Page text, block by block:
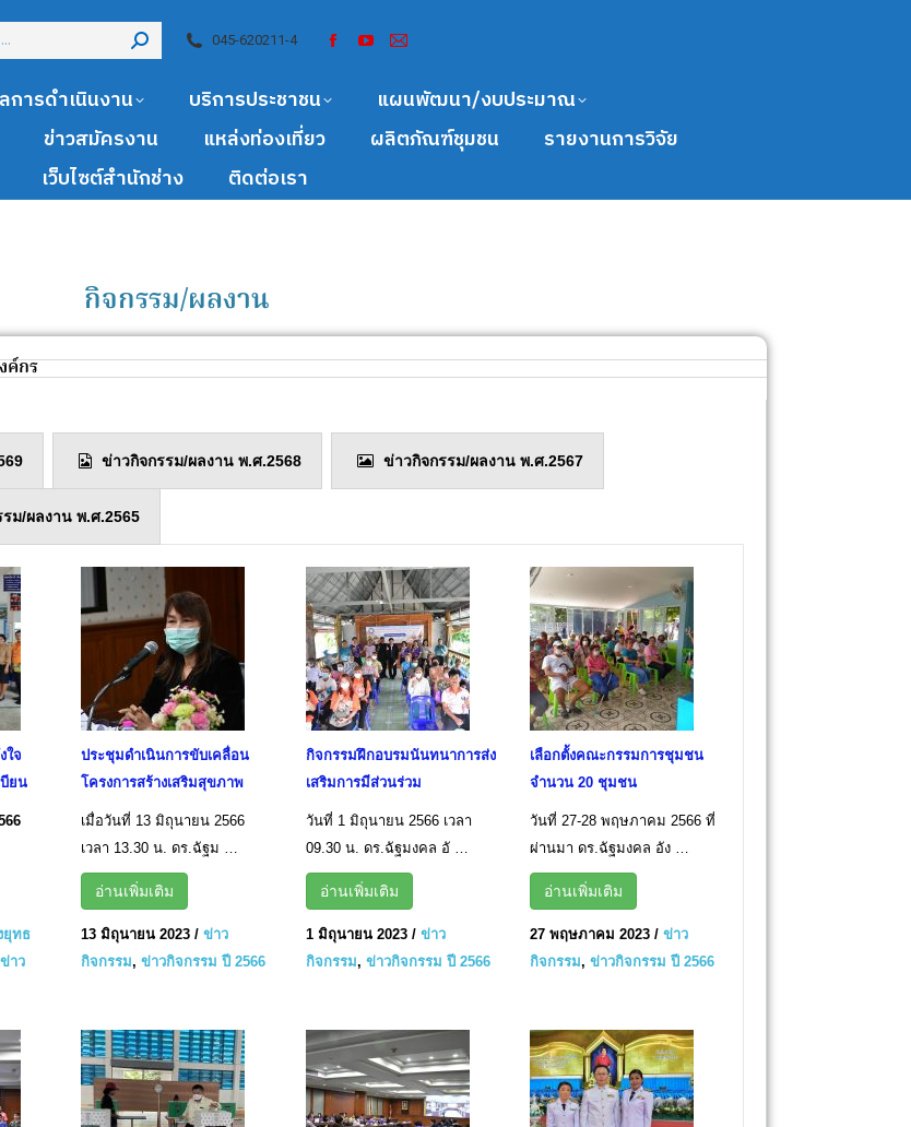
045-620211-4
การดำเนินงาน บริการประชาชน
แผนพัฒนา/งบประมาณ
ข่าวสมัครงาน แหล่งท่องเที่ยว ผลิตภัณฑ์ชุมชน
รายงานการวิจัย
เว็บไซต์สำนักช่าง ติดต่อเรา
กิจกรรม/ผลงาน
ค์กร
ข่าวกิจกรรม/ผลงาน พ.ศ.2568 ข่าวกิจกรรม/ผลงาน พ.ศ.2567
ม/ผลงาน พ.ศ.2565
ใจ
ยน
ยุทธ
ข่าว
ประชุมดำเนินการขับเคลื่อน
โครงการสร้างเสริมสุขภาพ
เมื่อวันที่ 13 มิถุนายน 2566
เวลา 13.30 น. ดร.ฉัฐม …
อ่านเพิ่มเติม
13 มิถุนายน 2023 /ข่าว
กิจกรรม,ข่าวกิจกรรม ปี 2566
กิจกรรมฝึกอบรมนันทนาการส่ง
เสริมการมีส่วนร่วม
วันที่ 1 มิถุนายน 2566 เวลา
09.30 น. ดร.ฉัฐมงคล อั …
อ่านเพิ่มเติม
1 มิถุนายน 2023/ ข่าว
กิจกรรม, ข่าวกิจกรรม ปี 2566
เลือกตั้งคณะกรรมการชุมชน
จำนวน 20 ชุมชน
วันที่ 27-28 พฤษภาคม 2566 ที่
ผ่านมา ดร.ฉัฐมงคล อัง …
อ่านเพิ่มเติม
27 พฤษภาคม 2023/ ข่าว
กิจกรรม, ข่าวกิจกรรม ปี 2566